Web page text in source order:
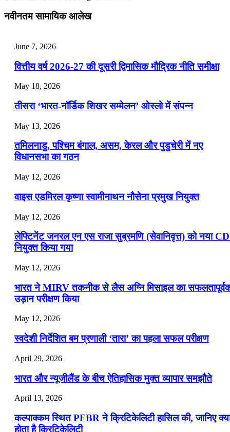
📝 डेली करेंट अफेयर्स: 22-24 जुलाई 2026
नवीनतम सामायिक आलेख
June 7, 2026
वित्तीय वर्ष 2026-27 की दूसरी द्विमासिक मौद्रिक नीति समीक्षा
May 18, 2026
तीसरा ‘भारत-नॉर्डिक शिखर सम्मेलन’ ओस्लो में संपन्न
May 13, 2026
तमिलनाडु, पश्चिम बंगाल, असम, केरल और पुडुचेरी में नए
विधानसभा का गठन
May 12, 2026
वाइस एडमिरल कृष्णा स्वामीनाथन नौसेना प्रमुख नियुक्त
May 12, 2026
लेफ्टिनेंट जनरल एन एस राजा सुब्रमणि (सेवानिवृत्त) को नया
नियुक्त किया गया
May 12, 2026
भारत ने MIRV तकनीक से लैस अग्नि मिसाइल का
उड़ान परीक्षण किया
May 12, 2026
स्वदेशी निर्देशित बम प्रणाली ‘तारा’ का पहला सफल परीक्षण
April 29, 2026
भारत और न्यूजीलैंड के बीच ऐतिहासिक मुक्त व्यापार समझौते
April 13, 2026
कल्पाक्कम स्थित PFBR ने क्रिटिकेलिटी हासिल की, जानिए
होता है क्रिटिकेलिटी